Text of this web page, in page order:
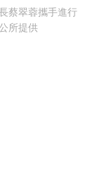
蔡翠蓉攜手進行
所提供